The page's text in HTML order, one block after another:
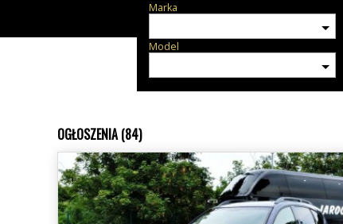
Marka
Model
OGŁOSZENIA (84)